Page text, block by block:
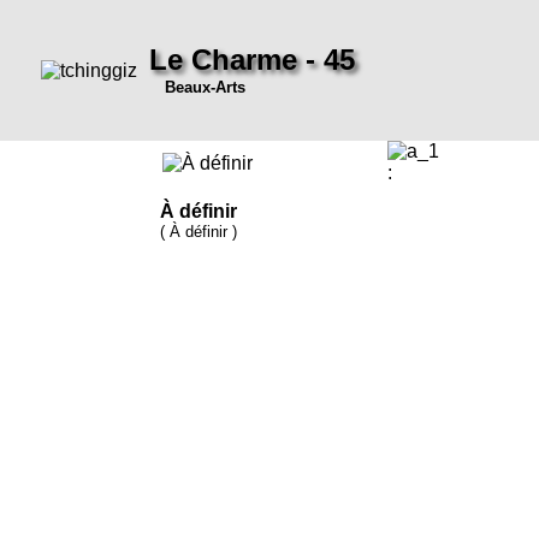
Le Charme - 45
Beaux-Arts
À définir
( À définir )
: